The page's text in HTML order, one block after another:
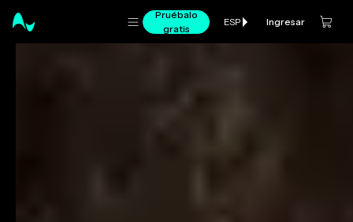
Pruébalo
gratis
ESP Ingresar